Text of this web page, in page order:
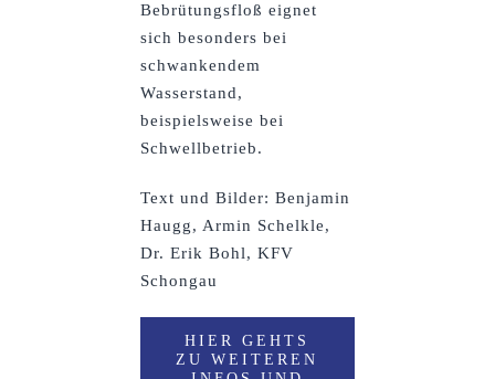
Bebrütungsfloß eignet
sich besonders bei
schwankendem
Wasserstand,
beispielsweise bei
Schwellbetrieb.
Text und Bilder: Benjamin
Haugg, Armin Schelkle,
Dr. Erik Bohl,KFV
Schongau
HIER GEHTS
ZU WEITEREN